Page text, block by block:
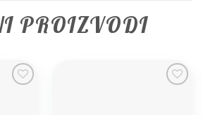
PROIZVODI